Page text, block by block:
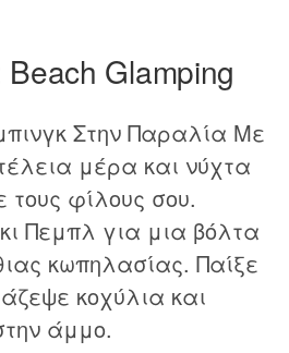
Glamping
Στην Παραλία Με
μέρα και νύχτα
φίλους σου.
Πεμπλ για μια βόλτα
κωπηλασίας. Παίξε
κοχύλια και
άμμο.